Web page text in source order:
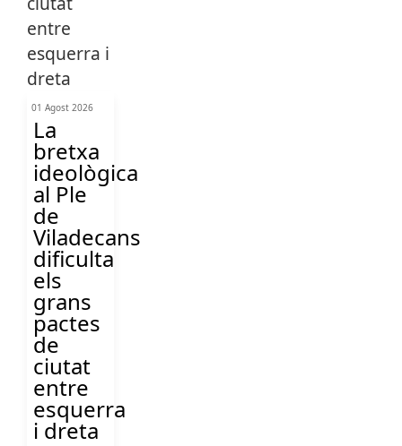
01 Agost 2026
La
bretxa
ideològica
al Ple
de
Viladecans
dificulta
els
grans
pactes
de
ciutat
entre
esquerra
i dreta